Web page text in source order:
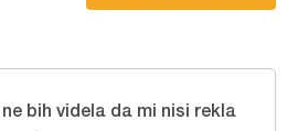
bih videla da mi nisi rekla